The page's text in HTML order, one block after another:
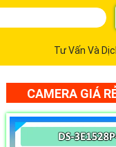
Tư Vấn Và
CAMERA GIÁ